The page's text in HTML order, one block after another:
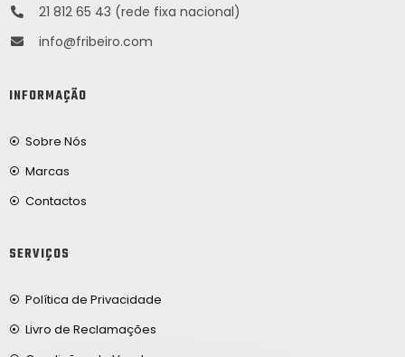
21 812 65 43 (rede fixa nacional)
info@fribeiro.com
INFORMAÇÃO
Sobre Nós
Marcas
Contactos
SERVIÇOS
Política de Privacidade
Livro de Reclamações